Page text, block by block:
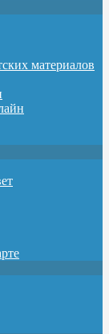
материалов